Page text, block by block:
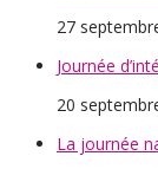
27
Journée
20
La journée